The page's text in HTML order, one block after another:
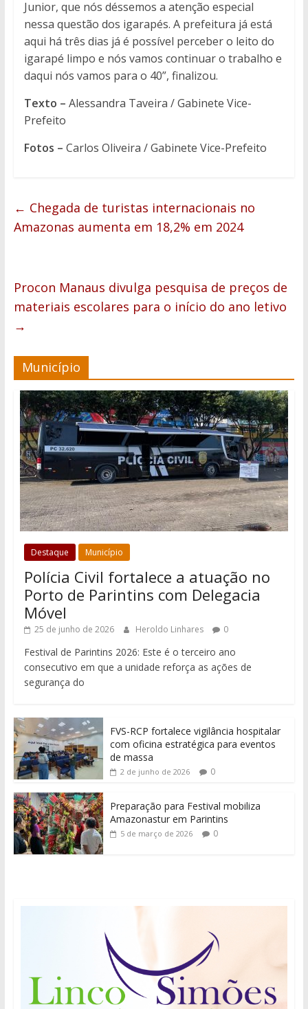
Junior, que nós déssemos a atenção especial
nessa questão dos igarapés. A prefeitura já está
aqui há três dias já é possível perceber o leito do
igarapé limpo e nós vamos continuar o trabalho e
daqui nós vamos para o 40”, finalizou.
Texto – Alessandra Taveira / Gabinete Vice-
Prefeito
Fotos – Carlos Oliveira / Gabinete Vice-Prefeito
← Chegada de turistas internacionais no
Amazonas aumenta em 18,2% em 2024
Procon Manaus divulga pesquisa de preços de
materiais escolares para o início do ano letivo
→
Município
Destaque Município
Polícia Civil fortalece a atuação no
Porto de Parintins com Delegacia
Móvel
25 de junho de 2026 Heroldo Linhares 0
Festival de Parintins 2026: Este é o terceiro ano
consecutivo em que a unidade reforça as ações de
segurança do
FVS-RCP fortalece vigilância hospitalar
com oficina estratégica para eventos
de massa
2 de junho de 2026 0
Preparação para Festival mobiliza
Amazonastur em Parintins
5 de março de 2026 0